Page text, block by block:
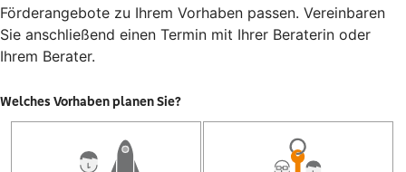
Förderangebote zu Ihrem Vorhaben passen. Vereinbaren
Sie anschließend einen Termin mit Ihrer Beraterin oder
Ihrem Berater.